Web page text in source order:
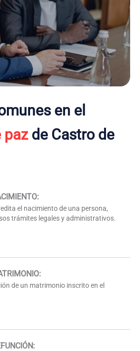
en el
pazde Castro de
:
el nacimiento de una persona,
trámites legales y administrativos.
de un matrimonio inscrito en el
: